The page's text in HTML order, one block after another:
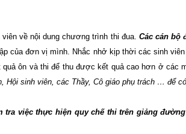
về nội dung chương trình thi đua. Các cán bộ
của đơn vị mình. Nhắc nhở kịp thời các sinh
quả ôn và thi để thu được kết quả cao hơn ở các
Hội sinh viên, các Thầy, Cô giáo phụ trách … để
việc thực hiện quy chế thi trên giảng